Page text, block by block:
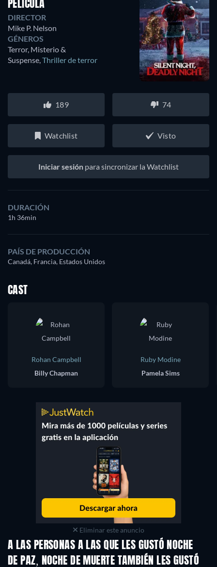
PELÍCULA
DIRECTOR
Mike P. Nelson
GÉNEROS
Terror, Misterio &
Suspense Thriller de terror
189 74
Watchlist Visto
Iniciar sesión para sincronizar la Watchlist
DURACIÓN
1h 36min
PAÍS DE PRODUCCIÓN
Canadá, Francia, Estados Unidos
CAST
Rohan Campbell
Billy Chapman
Ruby Modine
Pamela Sims
Eliminar este anuncio
A LAS PERSONAS A LAS QUE LES GUSTÓ NOCHE
DE PAZ, NOCHE DE MUERTE TAMBIÉN LES GUSTÓ